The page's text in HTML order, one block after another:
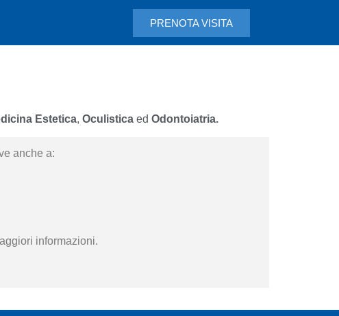
PRENOTA VISITA
Estetica, Oculistica ed Odontoiatria.
anche a:
informazioni.